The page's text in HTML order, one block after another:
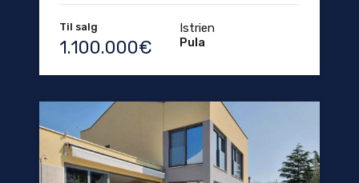
Til salg
1.100.000€
Istrien
Pula